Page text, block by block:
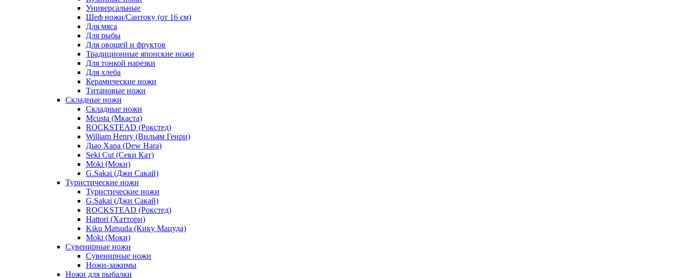
Универсальные
Шеф ножи/Сантоку (от 16 см)
Для мяса
Для рыбы
Для овощей и фруктов
Традиционные японские ножи
Для тонкой нарезки
Для хлеба
Керамические ножи
Титановые ножи
Складные ножи
Складные ножи
Mcusta (Мкаста)
ROCKSTEAD (Рокстед)
William Henry (Вильям Генри)
Дью Хара (Dew Hara)
Seki Cut (Секи Кат)
Moki (Моки)
G.Sakai (Джи Сакай)
Туристические ножи
Туристические ножи
G.Sakai (Джи Сакай)
ROCKSTEAD (Рокстед)
Hattori (Хаттори)
Kiku Matsuda (Кику Мацуда)
Moki (Моки)
Сувенирные ножи
Сувенирные ножи
Ножи-зажимы
Ножи для рыбалки